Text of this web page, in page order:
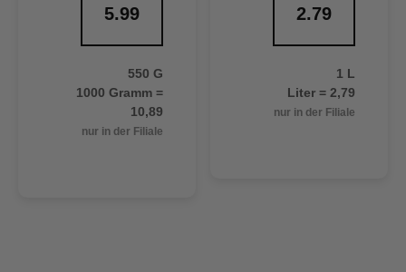
5.99
550 G
1000 Gramm =
10,89
nur in der Filiale
2.79
1 L
Liter = 2,79
nur in der Filiale